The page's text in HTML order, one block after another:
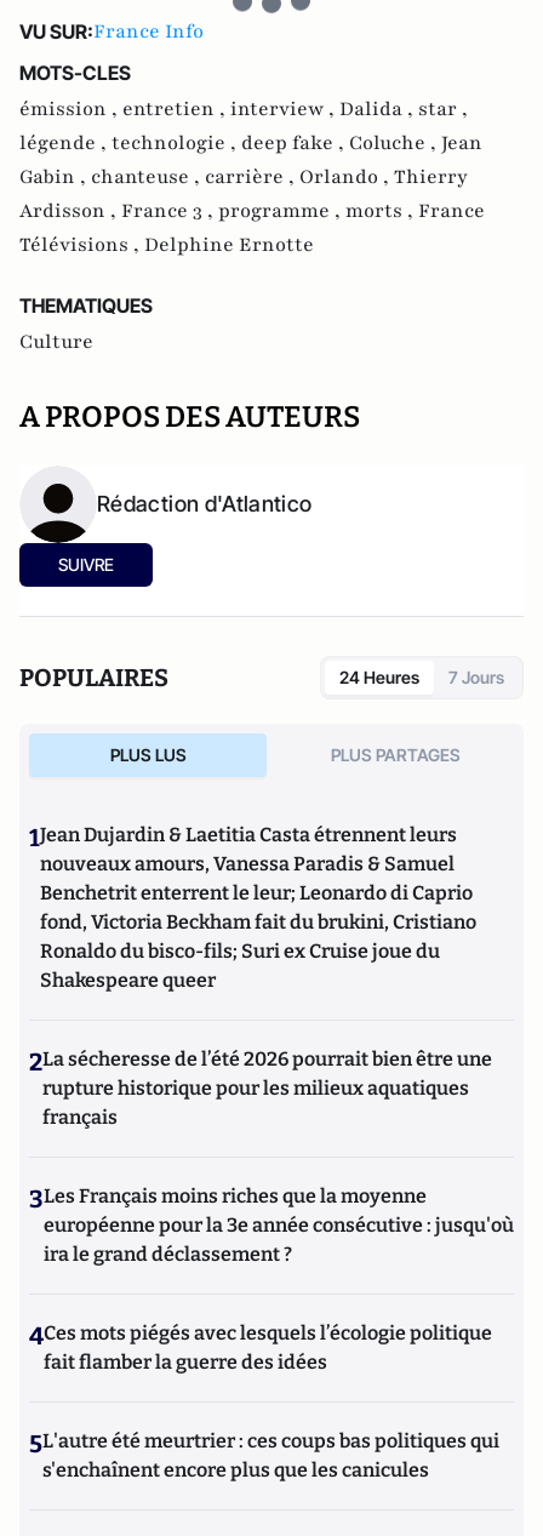
VU SUR:France Info
MOTS-CLES
émission , entretien , interview , Dalida , star ,
légende , technologie , deep fake , Coluche , Jean
Gabin , chanteuse , carrière , Orlando , Thierry
Ardisson , France 3 , programme , morts , France
Télévisions , Delphine Ernotte
THEMATIQUES
Culture
A PROPOS DES AUTEURS
Rédaction d'Atlantico
SUIVRE
POPULAIRES 24 Heures 7 Jours
PLUS LUS PLUS PARTAGES
1Jean Dujardin & Laetitia Casta étrennent leurs
nouveaux amours, Vanessa Paradis & Samuel
Benchetrit enterrent le leur; Leonardo di Caprio
fond, Victoria Beckham fait du brukini, Cristiano
Ronaldo du bisco-fils; Suri ex Cruise joue du
Shakespeare queer
2La sécheresse de l’été 2026 pourrait bien être une
rupture historique pour les milieux aquatiques
français
3Les Français moins riches que la moyenne
européenne pour la 3e année consécutive : jusqu'où
ira le grand déclassement ?
4Ces mots piégés avec lesquels l’écologie politique
fait flamber la guerre des idées
5L'autre été meurtrier : ces coups bas politiques qui
s'enchaînent encore plus que les canicules